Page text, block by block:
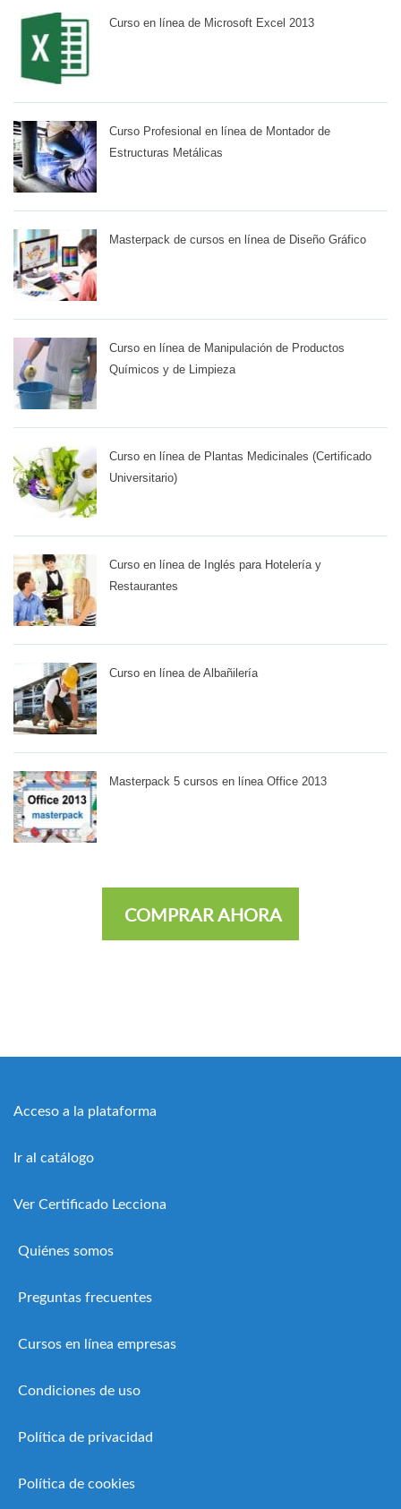
Curso en línea de Microsoft Excel 2013
Curso Profesional en línea de Montador de
Estructuras Metálicas
Masterpack de cursos en línea de Diseño Gráfico
Curso en línea de Manipulación de Productos
Químicos y de Limpieza
Curso en línea de Plantas Medicinales (Certificado
Universitario)
Curso en línea de Inglés para Hotelería y
Restaurantes
Curso en línea de Albañilería
Masterpack 5 cursos en línea Office 2013
COMPRAR AHORA
Acceso a la plataforma
Ir al catálogo
Ver Certificado Lecciona
Quiénes somos
Preguntas frecuentes
Cursos en línea empresas
Condiciones de uso
Política de privacidad
Política de cookies